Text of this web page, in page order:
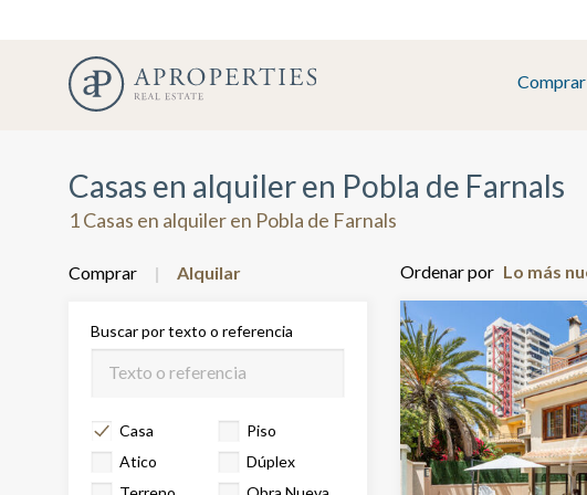
Comprar
Casas en alquiler en Pobla de Farnals
1 Casas en alquiler en Pobla de Farnals
Comprar Alquilar
Buscar por texto o referencia
Casa
Piso
Atico
Dúplex
Ordenar por